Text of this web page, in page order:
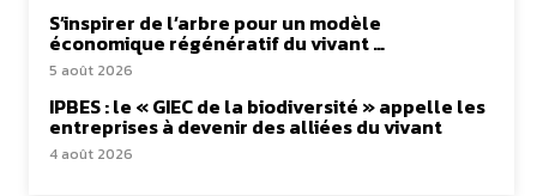
S’inspirer de l’arbre pour un modèle
économique régénératif du vivant …
5 août 2026
IPBES : le « GIEC de la biodiversité » appelle les
entreprises à devenir des alliées du vivant
4 août 2026